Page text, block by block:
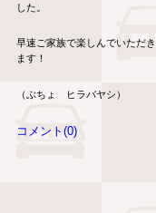
した。
早速ご家族で楽しんでいただ
ます！
（ぶちょ ヒラバヤシ）
コメント(0)